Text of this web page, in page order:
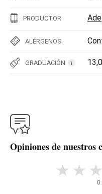
PRODUCTOR
ALÉRGENOS
GRADUACIÓN i
Opiniones de nuestros
0